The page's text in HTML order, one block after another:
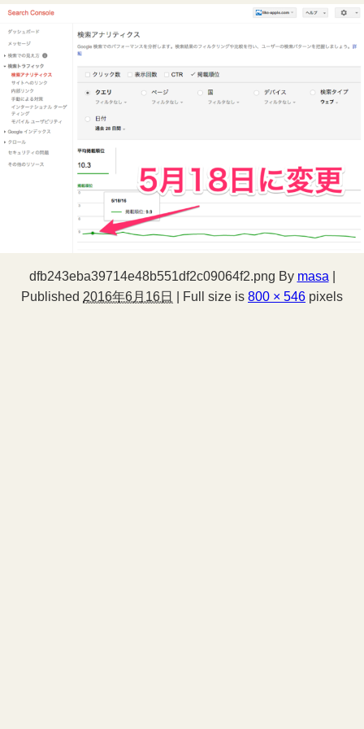
dfb243eba39714e48b551df2c09064f2.png By masa
Published 2016年6月16日 Full size is 800 × 546 pixels